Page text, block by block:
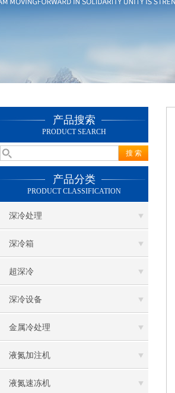
产品搜索
PRODUCT SEARCH
产品分类
PRODUCT CLASSIFICATION
深冷处理
深冷箱
超深冷
深冷设备
金属冷处理
液氮加注机
液氮速冻机